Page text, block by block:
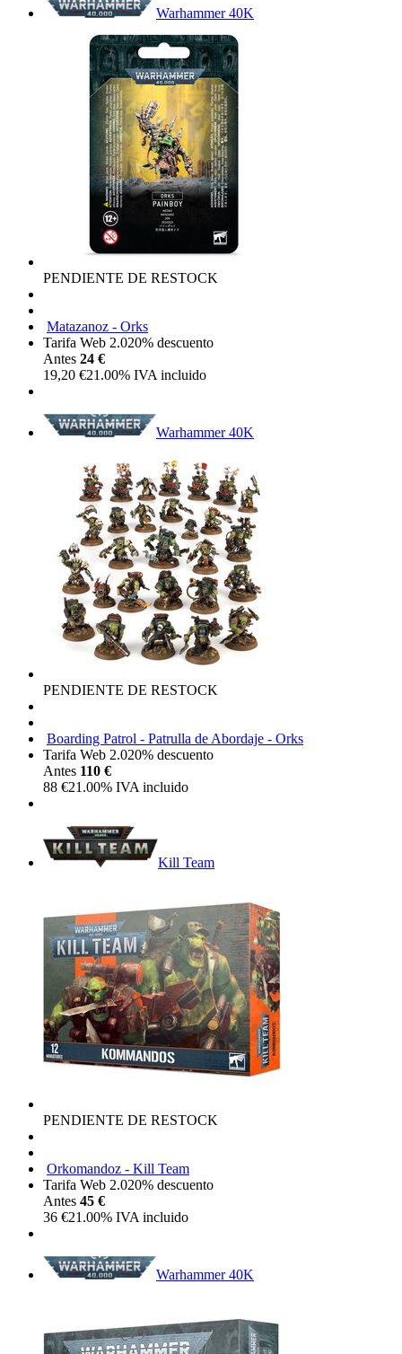
Warhammer 40K
PENDIENTE DE RESTOCK
Matazanoz - Orks
Tarifa Web 2.020% descuento
Antes 24 €
19,20 €21.00% IVA incluido
Warhammer 40K
PENDIENTE DE RESTOCK
Boarding Patrol - Patrulla de Abordaje - Orks
Tarifa Web 2.020% descuento
Antes 110 €
88 €21.00% IVA incluido
Kill Team
PENDIENTE DE RESTOCK
Orkomandoz - Kill Team
Tarifa Web 2.020% descuento
Antes 45 €
36 €21.00% IVA incluido
Warhammer 40K